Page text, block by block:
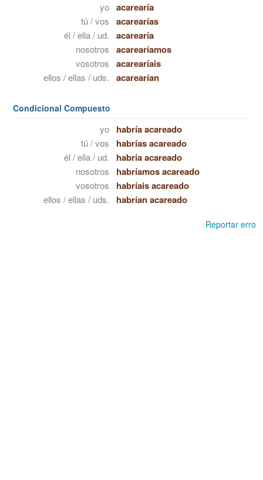
yo acarearía
tú / vos acarearías
él / ella / ud. acarearía
nosotros acarearíamos
vosotros acarearíais
ellos / ellas / uds. acarearían
Condicional Compuesto
yo habría acareado
tú / vos habrías acareado
él / ella / ud. habría acareado
nosotros habríamos acareado
vosotros habríais acareado
ellos / ellas / uds. habrían acareado
Reportar erro